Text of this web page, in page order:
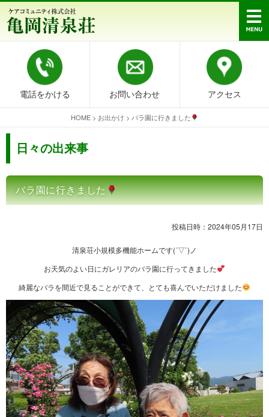
電話をかける お問い合わせ アクセス
HOME> お出かけ > バラ園に行きました
日々の出来事
バラ園に行きました
投稿日時：2024年05月17日
清泉荘小規模多機能ホームです(´▽`)ノ
お天気のよい日にガレリアのバラ園に行ってきました
綺麗なバラを間近で見ることができて、とても喜んでいただけました